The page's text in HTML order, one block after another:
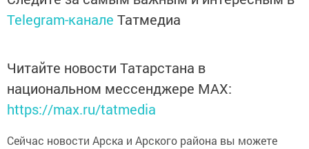
Telegram-каналеТатмедиа
Читайте новости Татарстана в
национальном мессенджере MАХ:
https://max.ru/tatmedia
узнать и в нашемTelegram-канале